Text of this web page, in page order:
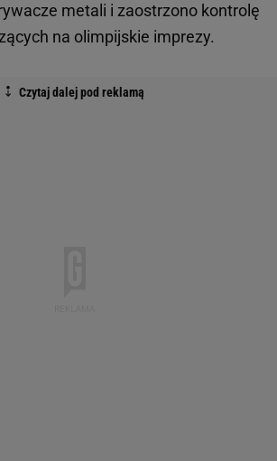
metali i zaostrzono kontrolę
na olimpijskie imprezy.